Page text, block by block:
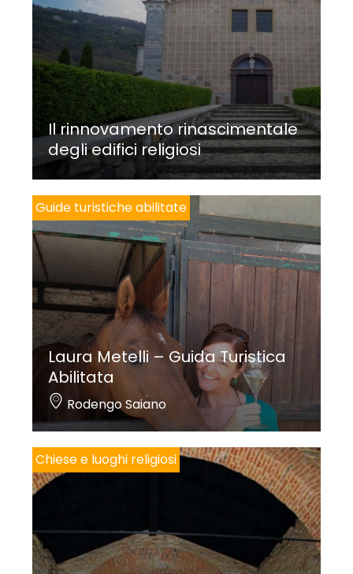
Il rinnovamento rinascimentale
degli edifici religiosi
Guide turistiche abilitate
Laura Metelli – Guida Turistica
Abilitata
Rodengo Saiano
Chiese e luoghi religiosi